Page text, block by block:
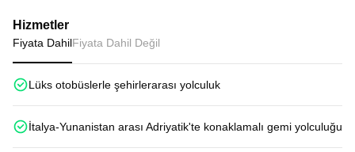
Hizmetler
Fiyata DahilFiyata Dahil Değil
Lüks otobüslerle şehirlerarası yolculuk
İtalya-Yunanistan arası Adriyatik'te konaklamalı gemi yolculuğu